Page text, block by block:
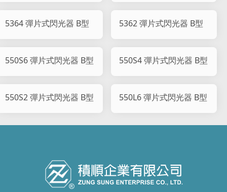
5364 彈片式閃光器 B型 5362 彈片式閃光器 B型
550S6 彈片式閃光器 B型 550S4 彈片式閃光器 B型
550S2 彈片式閃光器 B型 550L6 彈片式閃光器 B型